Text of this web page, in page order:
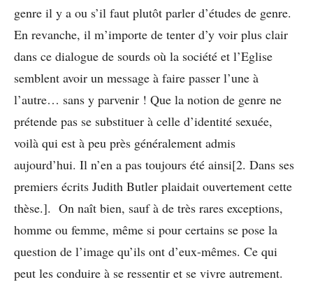
genre il y a ou s’il faut plutôt parler d’études de genre.
En revanche, il m’importe de tenter d’y voir plus clair
dans ce dialogue de sourds où la société et l’Eglise
semblent avoir un message à faire passer l’une à
l’autre… sans y parvenir ! Que la notion de genre ne
prétende pas se substituer à celle d’identité sexuée,
voilà qui est à peu près généralement admis
aujourd’hui. Il n’en a pas toujours été ainsi[2. Dans ses
premiers écrits Judith Butler plaidait ouvertement cette
thèse.]. On naît bien, sauf à de très rares exceptions,
homme ou femme, même si pour certains se pose la
question de l’image qu’ils ont d’eux-mêmes. Ce qui
peut les conduire à se ressentir et se vivre autrement.